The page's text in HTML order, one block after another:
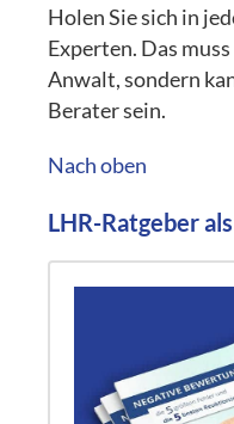
Holen Sie sich in
Experten. Das
Anwalt, sondern
Berater sein.
Nach oben
LHR-Ratgeber